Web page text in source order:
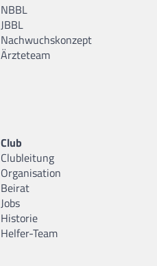
NBBL
JBBL
Nachwuchskonzept
Ärzteteam
Club
Clubleitung
Organisation
Beirat
Jobs
Historie
Helfer-Team